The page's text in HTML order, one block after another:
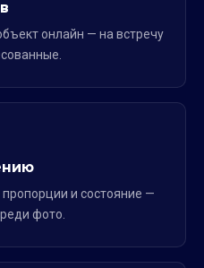
онлайн — на встречу
и состояние —
фото.